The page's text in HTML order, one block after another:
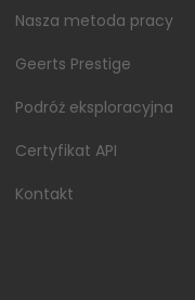
Nasza metoda pracy
Geerts Prestige
Podróż eksploracyjna
Certyfikat API
Kontakt